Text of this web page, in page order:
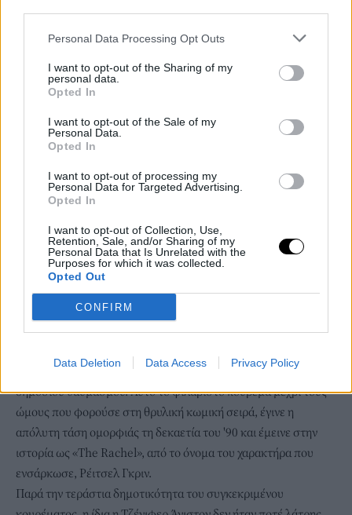
Personal Data Processing Opt Outs
I want to opt-out of the Sharing of my
personal data.
Opted In
I want to opt-out of the Sale of my
Personal Data.
Opted In
I want to opt-out of processing my
Personal Data for Targeted Advertising.
Opted In
I want to opt-out of Collection, Use,
Retention, Sale, and/or Sharing of my
Personal Data that Is Unrelated with the
Purposes for which it was collected.
Opted Out
CONFIRM
Data Deletion Data Access Privacy Policy
Φωτογραφία: Profimedia
μαλλιά της Τζένιφερ Άνιστον αποτελούσαν αντικείμενο
δημόσιου θαυμασμού. Αυτό το φιλαριστό κούρεμα μέχρι τους
ώμους που φορούσε στη θρυλική κωμική σειρά, έγινε η
απόλυτη τάση ομορφιάς τη δεκαετία του '90 και έμεινε στην
ιστορία ως «The Rachel», από το όνομα του χαρακτήρα που
ενσάρκωσε, Ρέιτσελ Γκριν.
Παρά την τεράστια δημοτικότητα του συγκεκριμένου